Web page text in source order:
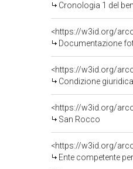
Cronologia 1 del
Documentazione
Condizione
<https://w3id.org/
San Rocco
<https://w3id.org/
Ente competente per tutela